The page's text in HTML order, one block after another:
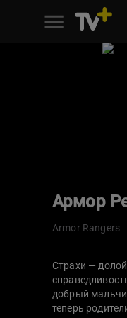
Армор
Armor Rangers
Страхи —
добрый
теперь